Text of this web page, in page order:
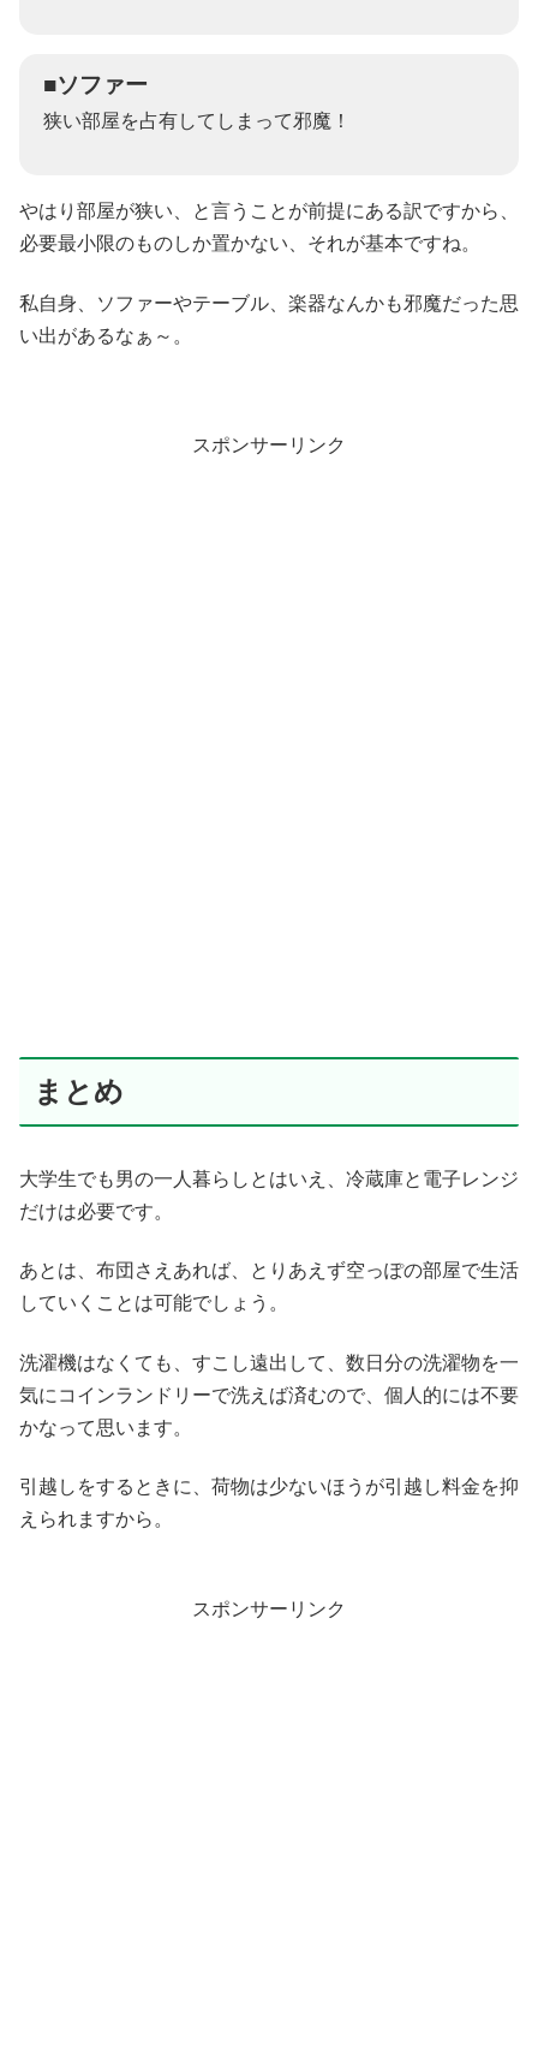
■ソファー
狭い部屋を占有してしまって邪魔！
やはり部屋が狭い、と言うことが前提にある訳ですから、
必要最小限のものしか置かない、それが基本ですね。
私自身、ソファーやテーブル、楽器なんかも邪魔だった思
い出があるなぁ～。
スポンサーリンク
まとめ
大学生でも男の一人暮らしとはいえ、冷蔵庫と電子レンジ
だけは必要です。
あとは、布団さえあれば、とりあえず空っぽの部屋で生活
していくことは可能でしょう。
洗濯機はなくても、すこし遠出して、数日分の洗濯物を一
気にコインランドリーで洗えば済むので、個人的には不要
かなって思います。
引越しをするときに、荷物は少ないほうが引越し料金を抑
えられますから。
スポンサーリンク